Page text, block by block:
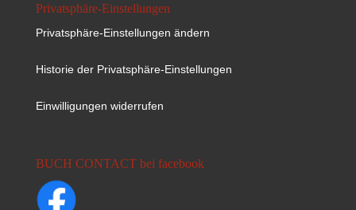
Privatsphäre-Einstellungen
Privatsphäre-Einstellungen ändern
Historie der Privatsphäre-Einstellungen
Einwilligungen widerrufen
BUCH CONTACT bei facebook